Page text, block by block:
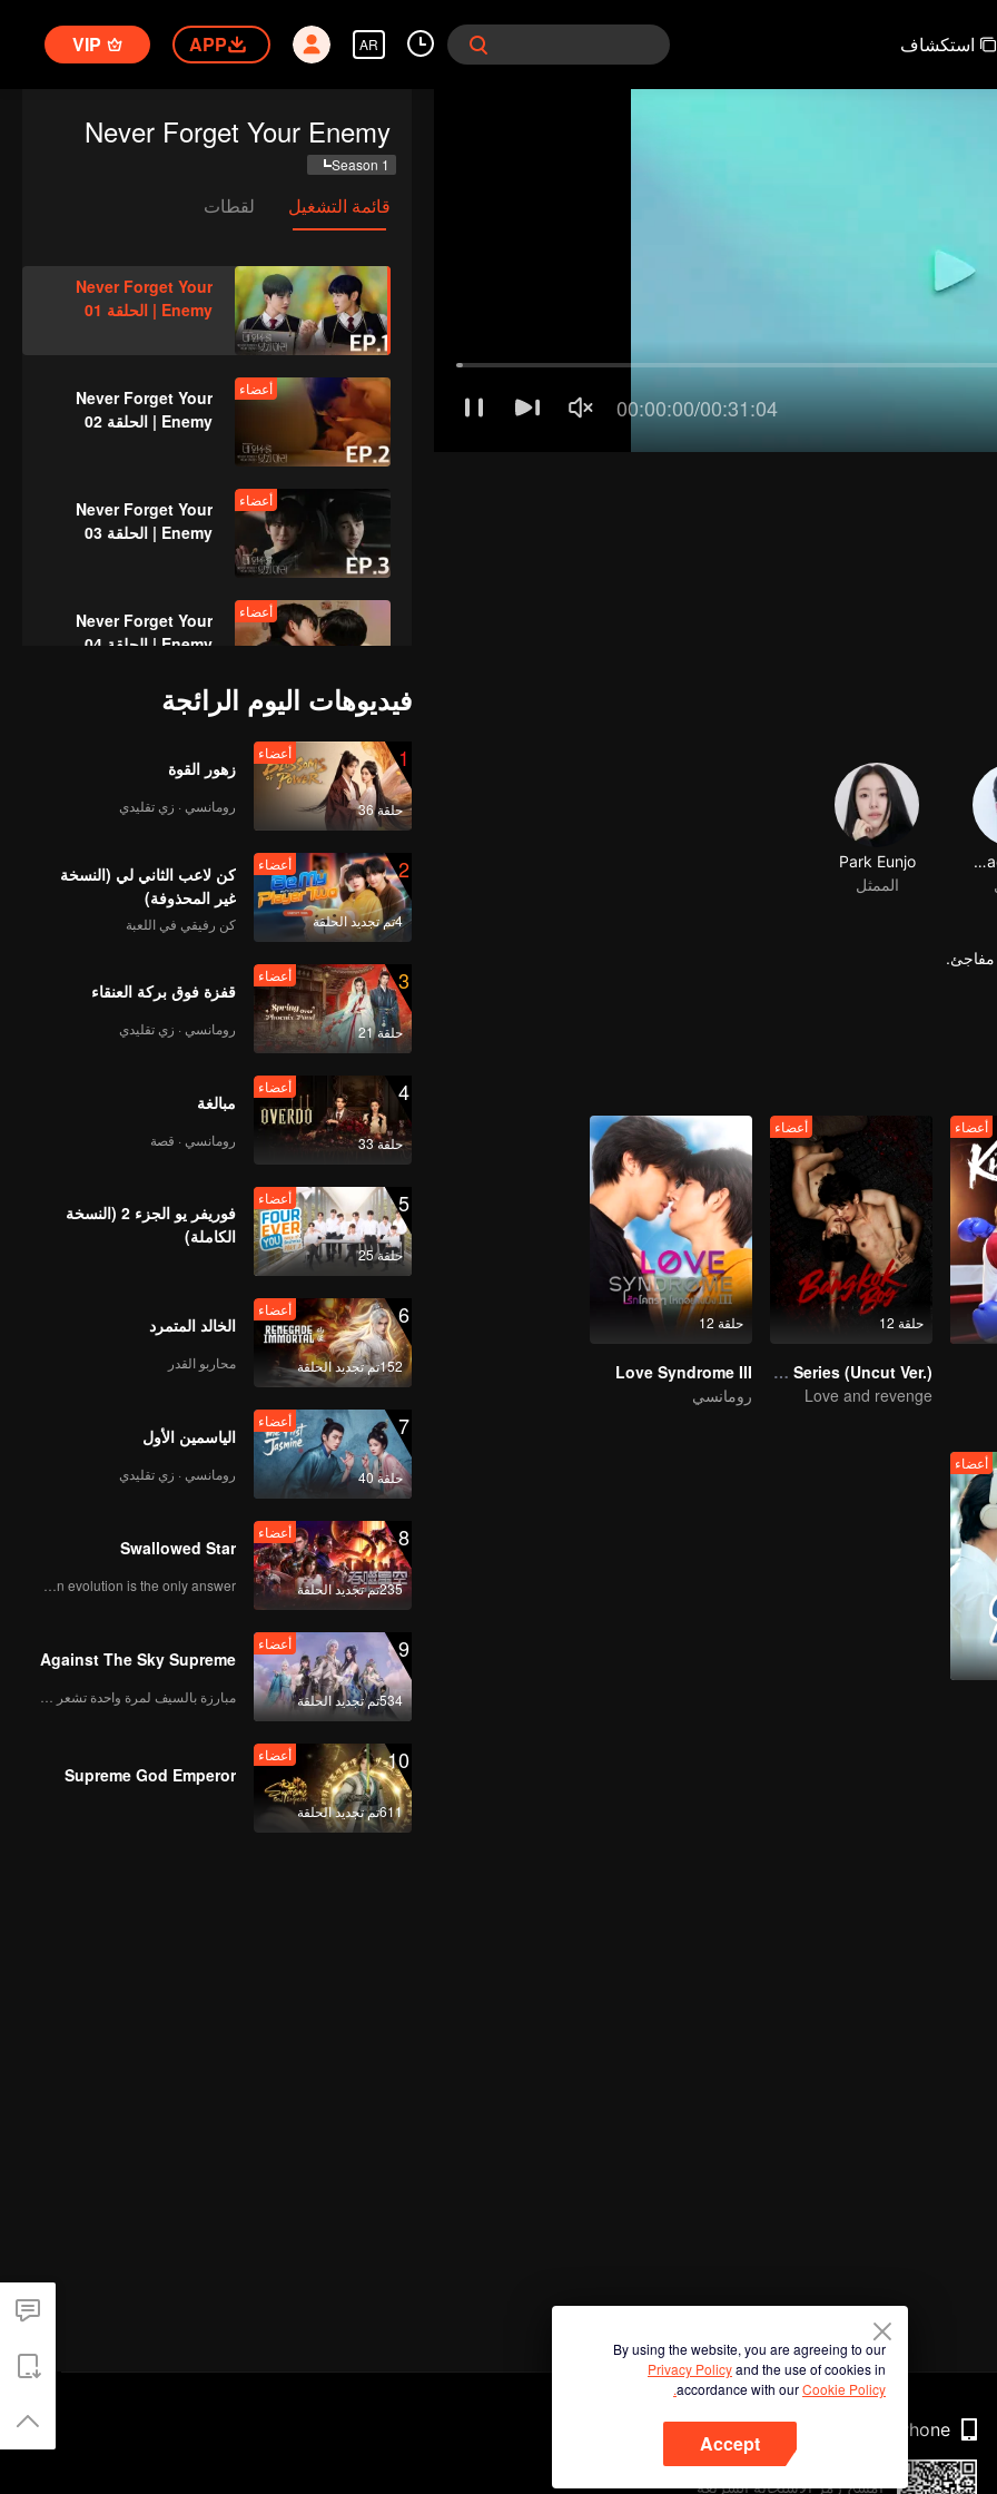
استكشاف AR
APP
VIP
Never Forget Your Enemy
Season 1
قائمة التشغيل لقطات
Never Forget Your
Enemy | الحلقة 01
أعضاء
Never Forget Your
Enemy | الحلقة 02
أعضاء
Never Forget Your
Enemy | الحلقة 03
أعضاء
Never Forget Your
Enemy | الحلقة 04
أعضاء
أعضاء
Enemy | الحلقة 06
أعضاء
أعضاء
Oh Jaehyeong
Park Eunjo
الممثل
السابق في المدرسة، الشخص الذي لم يرغب أبدًا في التعامل معه مرة أخرى.
أعضاء
حلقة 12
أعضاء
The Bangkokboy Series (Uncut Ver.)
Love and revenge
حلقة 12
Love Syndrome III
رومانسي
أعضاء
فيديوهات اليوم الرائجة
1
حلقة 36
أعضاء
زهور القوة
رومانسي · زي تقليدي
2
4تم تجديد الحلقة
أعضاء
كن لاعب الثاني لي (النسخة
غير المحذوفة)
كن رفيقي في اللعبة
3
حلقة 21
أعضاء
قفزة فوق بركة العنقاء
رومانسي · زي تقليدي
4
حلقة 33
أعضاء
مبالغة
رومانسي · قصة
5
حلقة 25
أعضاء
فوريفر يو الجزء 2 (النسخة
الكاملة)
6
152تم تجديد الحلقة
أعضاء
الخالد المتمرد
محاربو القدر
7
حلقة 40
أعضاء
الياسمين الأول
رومانسي · زي تقليدي
8
235تم تجديد الحلقة
أعضاء
Swallowed Star
Human evolution is the only answer.
9
534تم تجديد الحلقة
أعضاء
Against The Sky Supreme
10
611تم تجديد الحلقة
أعضاء
Supreme God Emperor
By using the website, you are agreeing to our
Privacy Policyand the use of cookies in
accordance with ourCookie Policy.
Accept
Phone
امسح رمز الاستجابة السريعة